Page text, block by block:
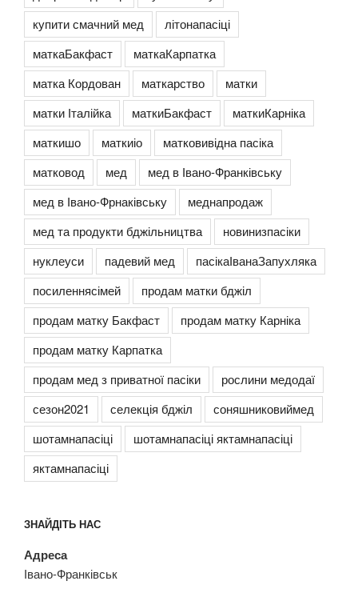
купити смачний мед
літонапасіці
маткаБакфаст
маткаКарпатка
матка Кордован
маткарство
матки
матки Італійка
маткиБакфаст
маткиКарніка
маткишо
маткиіо
матковивідна пасіка
матковод
мед
мед в Івано-Франківську
мед в Івано-Фрнаківську
меднапродаж
мед та продукти бджільництва
новинизпасіки
нуклеуси
падевий мед
пасікаІванаЗапухляка
посиленнясімей
продам матки бджіл
продам матку Бакфаст
продам матку Карніка
продам матку Карпатка
продам мед з приватної пасіки
рослини медодаї
сезон2021
селекція бджіл
соняшниковиймед
шотамнапасіці
шотамнапасіці яктамнапасіці
яктамнапасіці
ЗНАЙДІТЬ НАС
Адреса
Івано-Франківськ